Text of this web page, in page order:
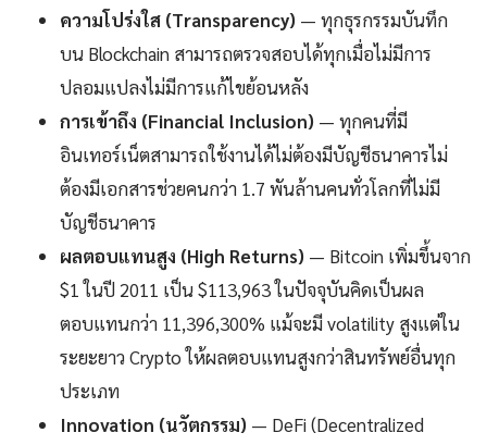
ความโปร่งใส (Transparency) — ทุกธุรกรรมบันทึก
บน Blockchain สามารถตรวจสอบได้ทุกเมื่อไม่มีการ
ปลอมแปลงไม่มีการแก้ไขย้อนหลัง
การเข้าถึง (Financial Inclusion) — ทุกคนที่มี
อินเทอร์เน็ตสามารถใช้งานได้ไม่ต้องมีบัญชีธนาคารไม่
ต้องมีเอกสารช่วยคนกว่า 1.7 พันล้านคนทั่วโลกที่ไม่มี
บัญชีธนาคาร
ผลตอบแทนสูง (High Returns) — Bitcoin เพิ่มขึ้นจาก
$1 ในปี 2011 เป็น $113,963 ในปัจจุบันคิดเป็นผล
ตอบแทนกว่า 11,396,300% แม้จะมี volatility สูงแต่ใน
ระยะยาว Crypto ให้ผลตอบแทนสูงกว่าสินทรัพย์อื่นทุก
ประเภท
Innovation (นวัตกรรม) — DeFi (Decentralized